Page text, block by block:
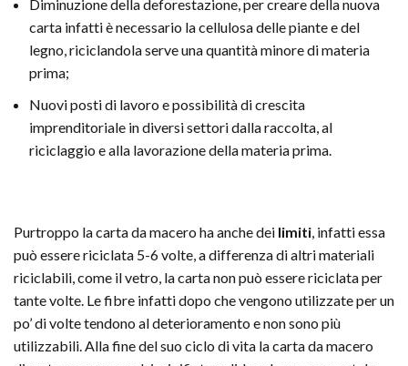
Diminuzione della deforestazione, per creare della nuova
carta infatti è necessario la cellulosa delle piante e del
legno, riciclandola serve una quantità minore di materia
prima;
Nuovi posti di lavoro e possibilità di crescita
imprenditoriale in diversi settori dalla raccolta, al
riciclaggio e alla lavorazione della materia prima.
Purtroppo la carta da macero ha anche dei limiti , infatti essa
può essere riciclata 5-6 volte, a differenza di altri materiali
riciclabili, come il vetro, la carta non può essere riciclata per
tante volte. Le fibre infatti dopo che vengono utilizzate per un
po’ di volte tendono al deterioramento e non sono più
utilizzabili. Alla fine del suo ciclo di vita la carta da macero